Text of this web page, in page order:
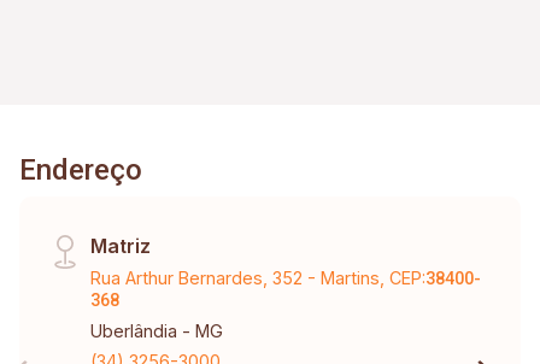
Endereço
Matriz
Rua Arthur Bernardes, 352 - Martins, CEP:38400-
368
Uberlândia - MG